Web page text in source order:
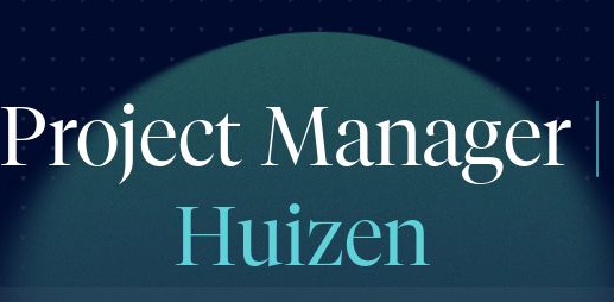
Project Manager|
Huizen